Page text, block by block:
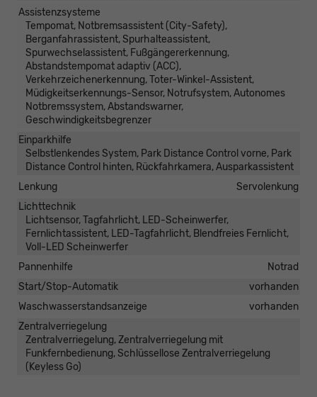
Assistenzsysteme
Tempomat, Notbremsassistent (City-Safety),
Berganfahrassistent, Spurhalteassistent,
Spurwechselassistent, Fußgängererkennung,
Abstandstempomat adaptiv (ACC),
Verkehrzeichenerkennung, Toter-Winkel-Assistent,
Müdigkeitserkennungs-Sensor, Notrufsystem, Autonomes
Notbremssystem, Abstandswarner,
Geschwindigkeitsbegrenzer
Einparkhilfe
Selbstlenkendes System, Park Distance Control vorne, Park
Distance Control hinten, Rückfahrkamera, Ausparkassistent
Lenkung
Servolenkung
Lichttechnik
Lichtsensor, Tagfahrlicht, LED-Scheinwerfer,
Fernlichtassistent, LED-Tagfahrlicht, Blendfreies Fernlicht,
Voll-LED Scheinwerfer
Pannenhilfe
Notrad
Start/Stop-Automatik
vorhanden
Waschwasserstandsanzeige
vorhanden
Zentralverriegelung
Zentralverriegelung, Zentralverriegelung mit
Funkfernbedienung, Schlüssellose Zentralverriegelung
(Keyless Go)